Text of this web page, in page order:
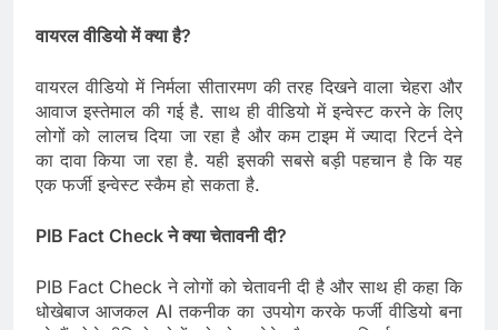
वायरल वीडियो में क्या है?
वायरल वीडियो में निर्मला सीतारमण की तरह दिखने वाला चेहरा और
आवाज इस्तेमाल की गई है. साथ ही वीडियो में इन्वेस्ट करने के लिए
लोगों को लालच दिया जा रहा है और कम टाइम में ज्यादा रिटर्न देने
का दावा किया जा रहा है. यही इसकी सबसे बड़ी पहचान है कि यह
एक फर्जी इन्वेस्ट स्कैम हो सकता है.
PIB Fact Check ने क्या चेतावनी दी?
PIB Fact Check ने लोगों को चेतावनी दी है और साथ ही कहा कि
धोखेबाज आजकल AI तकनीक का उपयोग करके फर्जी वीडियो बना